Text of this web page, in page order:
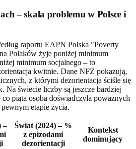
– skala problemu w Polsce i
raportu EAPN Polska "Poverty
Polaków żyje poniżej minimum
minimum socjalnego – to
kwitnie. Dane NFZ pokazują,
z którymi dezorientacja ściśle się
Na świecie liczby są jeszcze bardziej
piąta osoba doświadczyła poważnych
etapie życia.
–
Świat (2024) – %
z epizodami
dezorientacji
Kontekst
dominujący